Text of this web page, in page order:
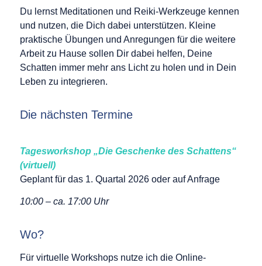
Du lernst Meditationen und Reiki-Werkzeuge kennen
und nutzen, die Dich dabei unterstützen. Kleine
praktische Übungen und Anregungen für die weitere
Arbeit zu Hause sollen Dir dabei helfen, Deine
Schatten immer mehr ans Licht zu holen und in Dein
Leben zu integrieren.
Die nächsten Termine
Tagesworkshop „Die Geschenke des Schattens“
(virtuell)
Geplant für das 1. Quartal 2026 oder auf Anfrage
10:00 – ca. 17:00 Uhr
Wo?
Für virtuelle Workshops nutze ich die Online-